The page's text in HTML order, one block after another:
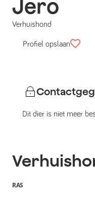
Jero
Verhuishond
Profiel opslaan
Dit dier is niet meer
RAS